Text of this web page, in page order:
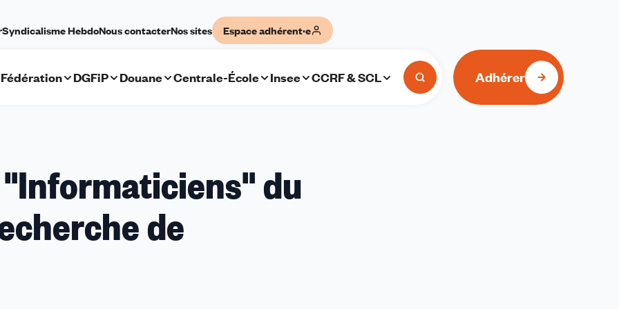
Syndicalisme HebdoNous contacterNos sites Espace adhérent·e
Fédération DGFiP Douane Centrale-École Insee CCRF & SCL Adhérer
du
de